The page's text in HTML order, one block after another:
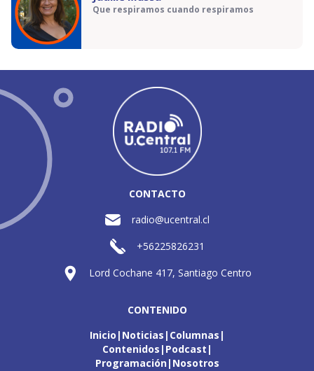
Que respiramos cuando respiramos
CONTACTO
radio@ucentral.cl
+56225826231
Lord Cochane 417, Santiago Centro
CONTENIDO
Inicio Noticias Columnas
Contenidos Podcast
Programación Nosotros